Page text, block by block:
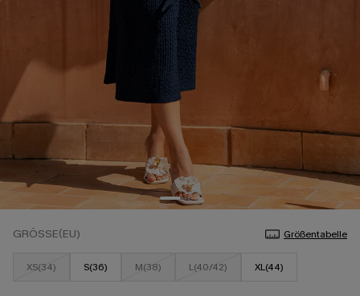
GRÖSSE(EU) Größentabelle
XS(34) S(36) M(38) L(40/42) XL(44)